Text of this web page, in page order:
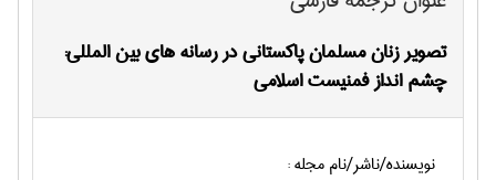
تصویر زنان مسلمان پاکستانی در رسانه های بین المللی:
چشم انداز فمنیست اسلامی
نویسنده/ناشر/نام مجله :